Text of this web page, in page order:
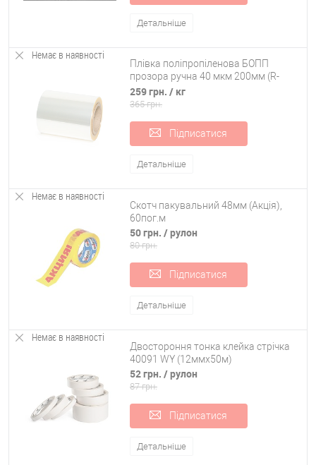
Детальніше
Немає в наявності
Плівка поліпропіленова БОПП
прозора ручна 40 мкм 200мм (R-
00086)
259 грн. / кг
365 грн.
Підписатися
Детальніше
Немає в наявності
Скотч пакувальний 48мм (Акція),
60пог.м
50 грн. / рулон
80 грн.
Підписатися
Детальніше
Немає в наявності
Двостороння тонка клейка стрічка
40091 WY (12ммx50м)
52 грн. / рулон
87 грн.
Підписатися
Детальніше